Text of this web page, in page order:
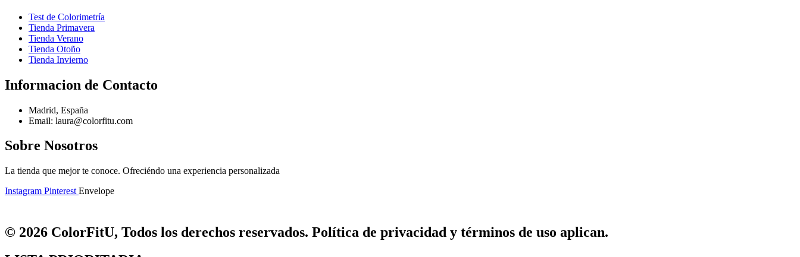
Test de Colorimetría
Tienda Primavera
Tienda Verano
Tienda Otoño
Tienda Invierno
Informacion de Contacto
Madrid, España
Email: laura@colorfitu.com
Sobre Nosotros
La tienda que mejor te conoce. Ofreciéndo una experiencia personalizada
Instagram Pinterest Envelope
© 2026 ColorFitU, Todos los derechos reservados. Política de privacidad y términos de uso aplican.